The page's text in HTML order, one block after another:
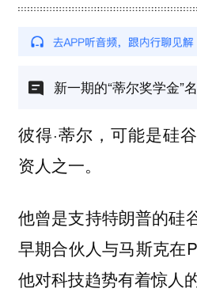
新一期的“蒂尔奖学金”
彼得·蒂尔，可能是硅
资人之一。
他曾是支持特朗普的硅
早期合伙人与马斯克在
他对科技趋势有着惊人